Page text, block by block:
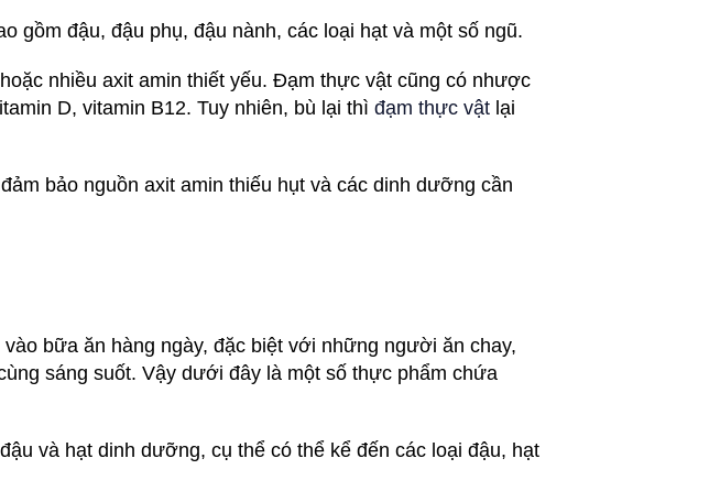
gồm đậu, đậu phụ, đậu nành, các loại hạt và một số ngũ.
nhiều axit amin thiết yếu. Đạm thực vật cũng có nhược
D, vitamin B12. Tuy nhiên, bù lại thì đạm thực vật lại
bảo nguồn axit amin thiếu hụt và các dinh dưỡng cần
bữa ăn hàng ngày, đặc biệt với những người ăn chay,
sáng suốt. Vậy dưới đây là một số thực phẩm chứa
và hạt dinh dưỡng, cụ thể có thể kể đến các loại đậu, hạt